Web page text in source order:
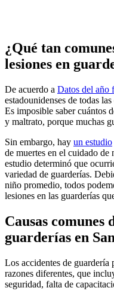
¿Qué tan
lesiones en
De acuerdo a Datos del año
estadounidenses de todas
Es imposible saber cuántos
y maltrato, porque muchas
Sin embargo, hay un estudio
de muertes en el cuidado
estudio determinó que
variedad de guarderías.
niño promedio, todos
lesiones en las guarderías
Causas comunes
guarderías en
Los accidentes de
razones diferentes, que
seguridad, falta de